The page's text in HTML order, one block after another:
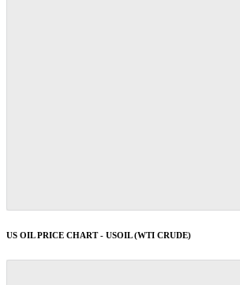
US OIL PRICE CHART - USOIL (WTI CRUDE)